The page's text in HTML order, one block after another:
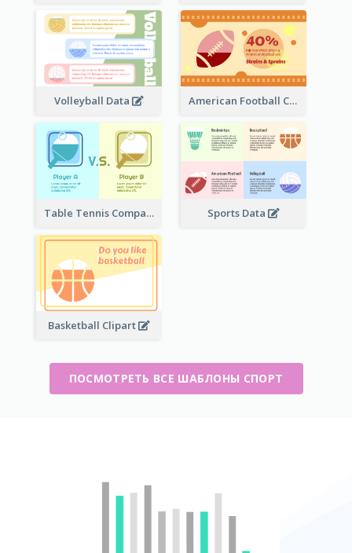
Volleyball Data American Football Clipart
Table Tennis Comparison Sports Data
Basketball Clipart
ПОСМОТРЕТЬ ВСЕ ШАБЛОНЫ СПОРТ